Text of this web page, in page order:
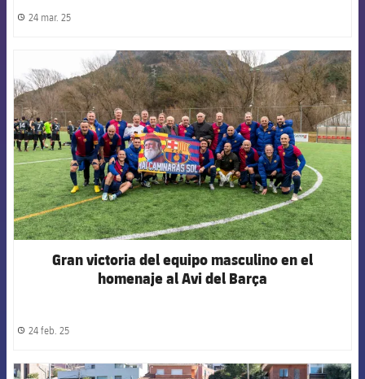
label.share.clock
24 mar. 25
FCB Barcelona badge
Gran victoria del equipo masculino en el
homenaje al Avi del Barça
label.share.clock
24 feb. 25
FCB Barcelona badge